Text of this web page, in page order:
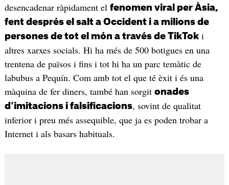
desencadenar ràpidament el fenomen viral per Àsia,
fent després el salt a Occident i a milions de
persones de tot el món a través de TikToki
altres xarxes socials. Hi ha més de 500 botigues en una
trentena de països i fins i tot hi ha un parc temàtic de
labubus a Pequín. Com amb tot el que té èxit i és una
màquina de fer diners, també han sorgit onades
d'imitacions i falsificacions, sovint de qualitat
inferior i preu més assequible, que ja es poden trobar a
Internet i als basars habituals.